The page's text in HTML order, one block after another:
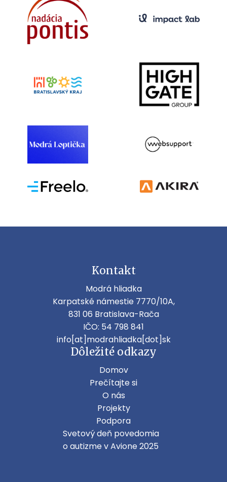
Kontakt
Modrá hliadka
Karpatské námestie 7770/10A,
831 06 Bratislava-Rača
IČO: 54 798 841
info[at]modrahliadka[dot]sk
Dôležité odkazy
Domov
Prečítajte si
O nás
Projekty
Podpora
Svetový deň povedomia
o autizme v Avione 2025